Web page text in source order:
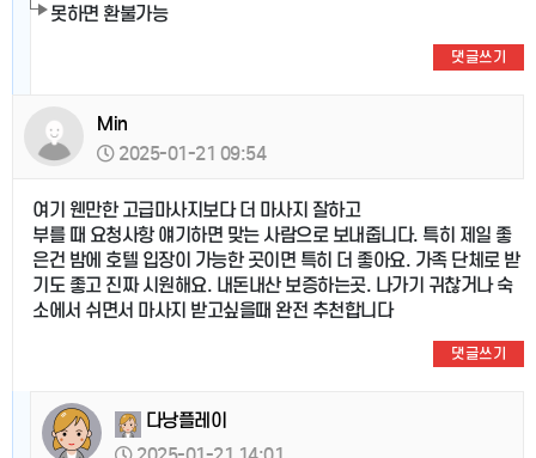
못하면 환불가능
댓글쓰기
Min
2025-01-21 09:54
여기 웬만한 고급마사지보다 더 마사지 잘하고
부를 때 요청사항 얘기하면 맞는 사람으로 보내줍니다. 특히 제일 좋
은건 밤에 호텔 입장이 가능한 곳이면 특히 더 좋아요. 가족 단체로 받
기도 좋고 진짜 시원해요. 내돈내산 보증하는곳. 나가기 귀찮거나 숙
소에서 쉬면서 마사지 받고싶을때 완전 추천합니다
댓글쓰기
다낭플레이